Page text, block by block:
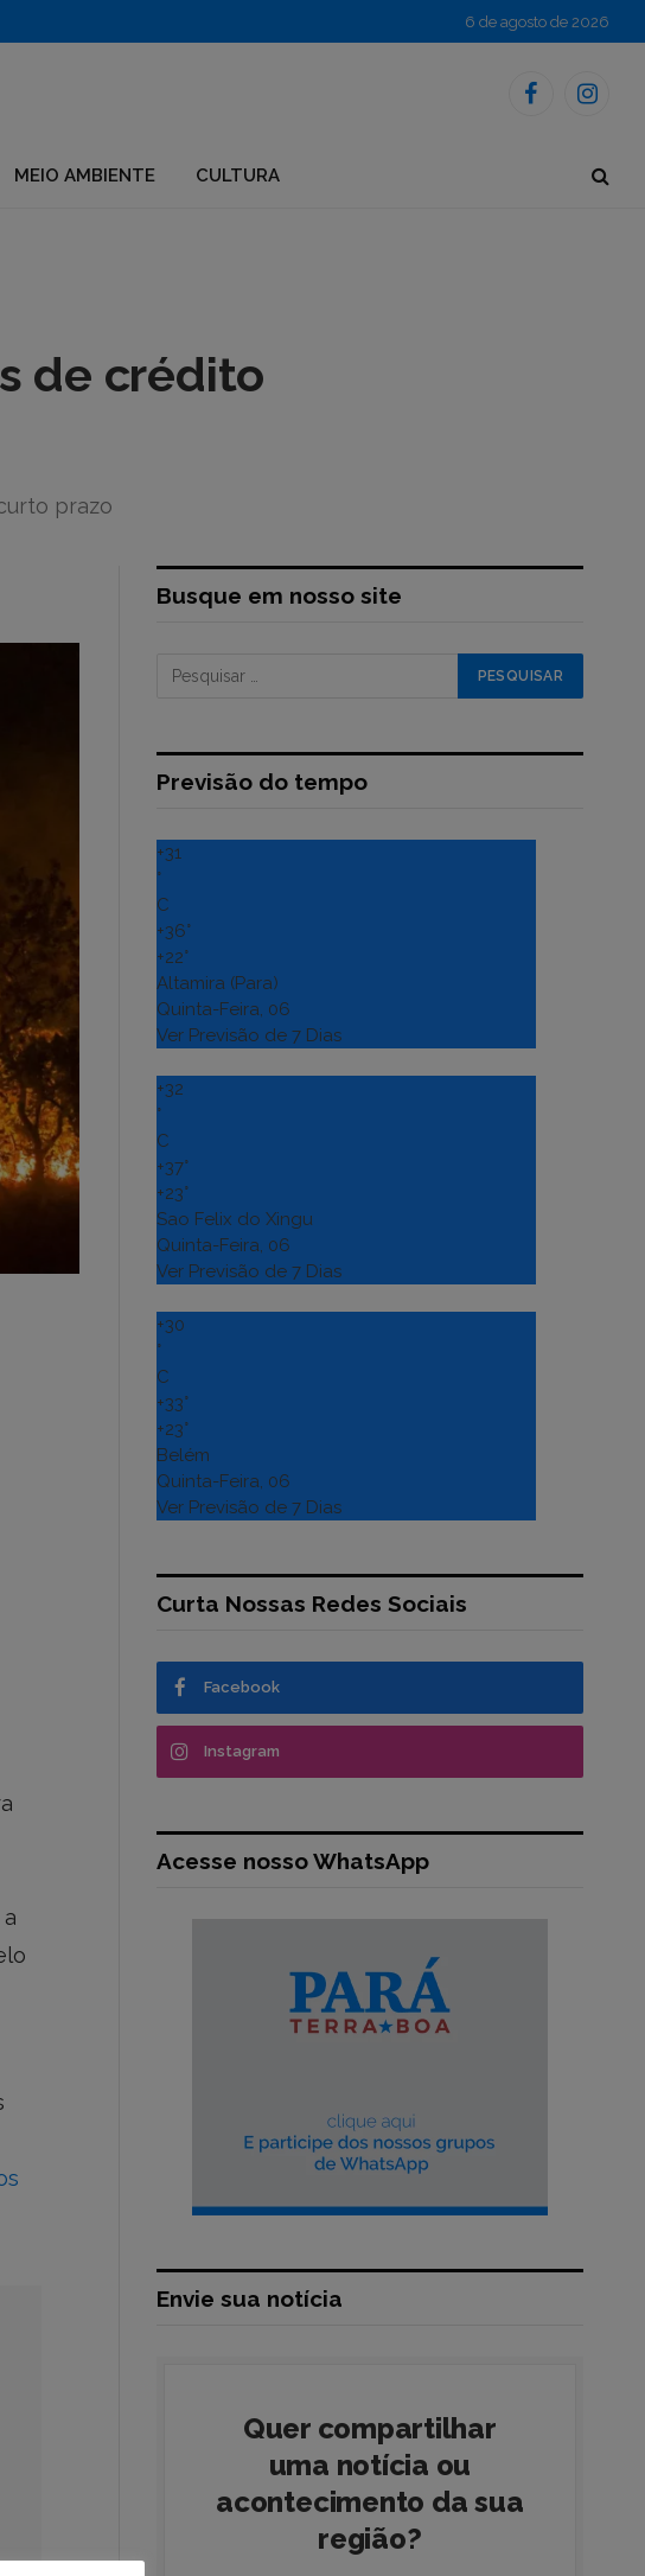
6 de agosto de 2026
Facebook
MEIO AMBIENTE CULTURA
de crédito
prazo
Busque em nosso site
Previsão do tempo
+31
°
C
+36°
+22°
Altamira (Para)
Quinta-Feira, 06
Ver Previsão de 7 Dias
+32
°
C
+37°
+23°
Sao Felix do Xingu
Quinta-Feira, 06
Ver Previsão de 7 Dias
+30
°
C
+33°
+23°
Belém
Quinta-Feira, 06
Ver Previsão de 7 Dias
Curta Nossas Redes Sociais
Facebook
Instagram
Acesse nosso WhatsApp
Envie sua notícia
Quer compartilhar
uma notícia ou
acontecimento da sua
região?